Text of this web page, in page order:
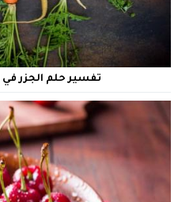
تفسير حلم الجزر في